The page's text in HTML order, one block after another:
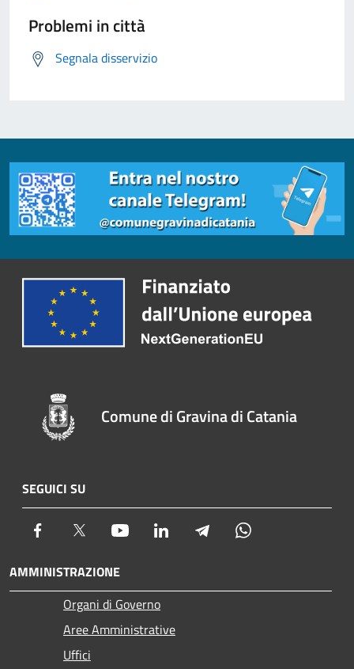
Problemi in città
Segnala disservizio
Comune di Gravina di Catania
SEGUICI SU
Facebook Twitter Youtube LinkedIn Telegram
AMMINISTRAZIONE
Organi di Governo
Aree Amministrative
Uffici